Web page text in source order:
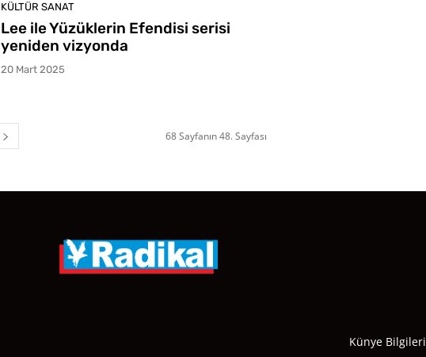
KÜLTÜR SANAT
Lee ile Yüzüklerin Efendisi serisi
yeniden vizyonda
20 Mart 2025
68 Sayfanın 48. Sayfası
Künye Bilgileri